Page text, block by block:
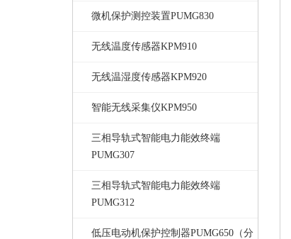
微机保护测控装置PUMG830
无线温度传感器KPM910
无线温湿度传感器KPM920
智能无线采集仪KPM950
三相导轨式智能电力能效终端
PUMG307
三相导轨式智能电力能效终端
PUMG312
低压电动机保护控制器PUMG650（分